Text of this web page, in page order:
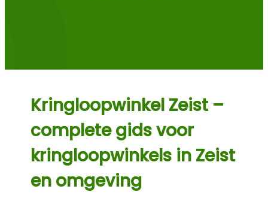
Kringloopwinkel Zeist –
complete gids voor
kringloopwinkels in Zeist
en omgeving